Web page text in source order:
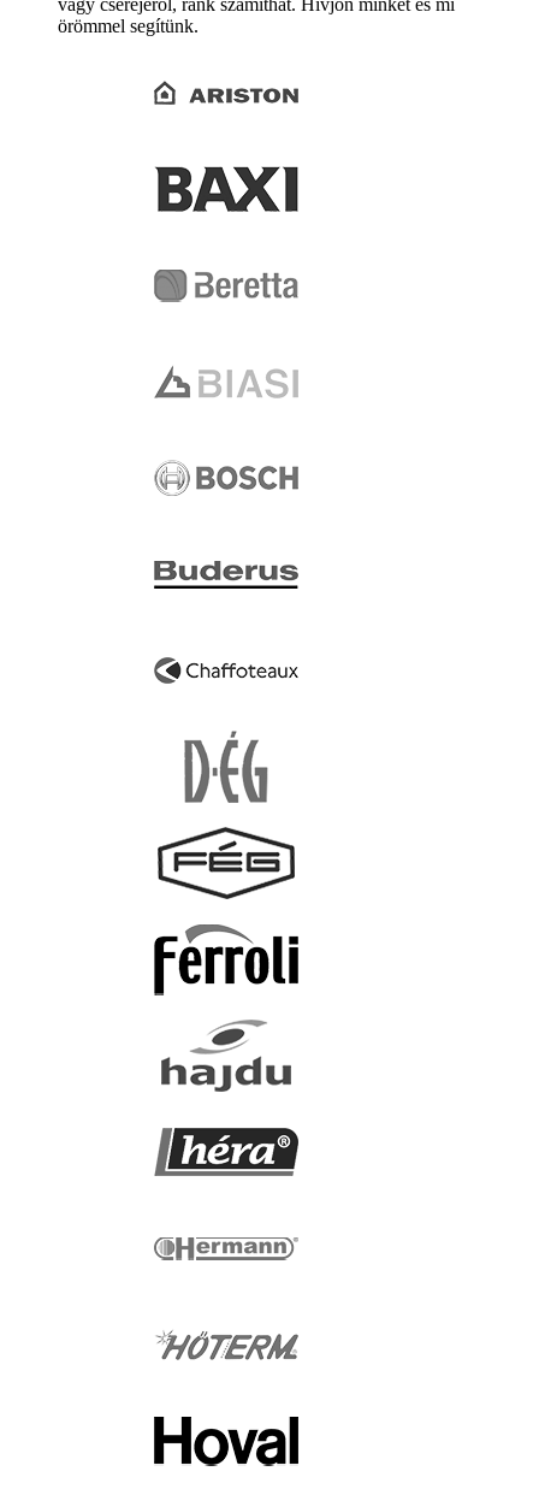
vagy cseréjéről, ránk számíthat. Hívjon minket és mi
örömmel segítünk.